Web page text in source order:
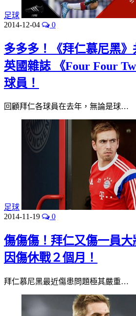
足球
2014-12-04
0
多多多！《拜仁慕尼黑
英國雜誌 《Four Four
球員！
回顧拜仁各球員在去年，無論是球…
足球
2014-11-19
0
傷傷傷！拜仁又傷一員
因傷休戰２個月！
拜仁慕尼黑最近傷患問題極其嚴重…